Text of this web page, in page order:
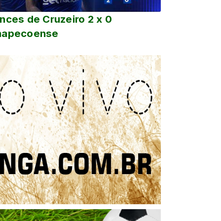
de Cruzeiro 2 x 0